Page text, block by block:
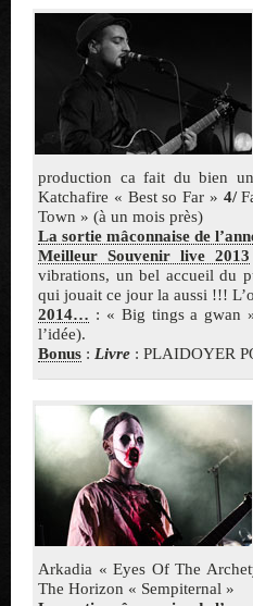
production ca fait du bien
Katchafire « Best so Far » 4/
Town » (à un mois près)
La sortie mâconnaise de
Meilleur Souvenir live 2013
vibrations, un bel accueil du
qui jouait ce jour la aussi !!!
2014… : « Big tings a gwan
l’idée).
Bonus : Livre : PLAIDOYER
Arkadia « Eyes Of The
The Horizon « Sempiternal »